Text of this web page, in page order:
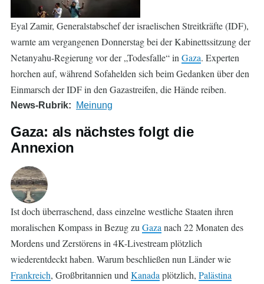
Eyal Zamir, Generalstabschef der israelischen Streitkräfte (IDF),
warnte am vergangenen Donnerstag bei der Kabinettssitzung der
Netanyahu-Regierung vor der „Todesfalle“ inGaza. Experten
horchen auf, während Sofahelden sich beim Gedanken über den
Einmarsch der IDF in den Gazastreifen, die Hände reiben.
News-Rubrik Meinung
Gaza: als nächstes folgt die
Annexion
Ist doch überraschend, dass einzelne westliche Staaten ihren
moralischen Kompass in Bezug zuGazanach 22 Monaten des
Mordens und Zerstörens in 4K-Livestream plötzlich
wiederentdeckt haben. Warum beschließen nun Länder wie
Frankreich, Großbritannien undKanadaplötzlich, Palästina